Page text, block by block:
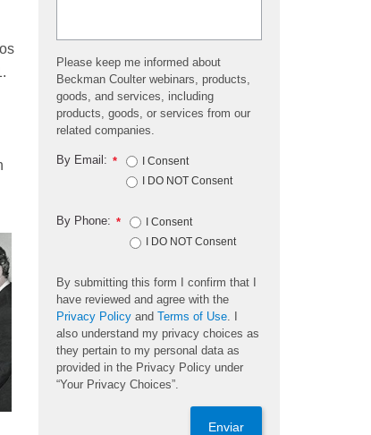
Please keep me informed about
Beckman Coulter webinars, products,
goods, and services, including
products, goods, or services from our
related companies.
*
By Email:
I Consent
I DO NOT Consent
*
By Phone:
I Consent
I DO NOT Consent
By submitting this form I confirm that I
have reviewed and agree with the
Privacy Policy and Terms of Use
also understand my privacy choices as
they pertain to my personal data as
provided in the Privacy Policy under
“Your Privacy Choices”.
Enviar